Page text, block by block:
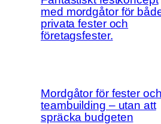
med mordgåtor för
privata fester och
företagsfester.
Mordgåtor för fester och
teambuilding – utan att
spräcka budgeten